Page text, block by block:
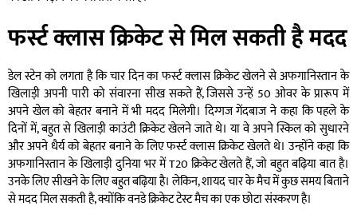
फर्स्ट क्लास क्रिकेट से मिल सकती है मदद
डेल स्टेन को लगता है कि चार दिन का फर्स्ट क्लास क्रिकेट खेलने से अफगानिस्तान के
खिलाड़ी अपनी पारी को संवारना सीख सकते हैं, जिससे उन्हें 50 ओवर के प्रारूप में
अपने खेल को बेहतर बनाने में भी मदद मिलेगी। दिग्गज गेंदबाज ने कहा कि पहले के
दिनों में, बहुत से खिलाड़ी काउंटी क्रिकेट खेलने जाते थे। या वे अपने स्किल को सुधारने
और अपने धैर्य को बेहतर बनाने के लिए फर्स्ट क्लास क्रिकेट खेलते थे। उन्होंने कहा कि
अफगानिस्तान के खिलाड़ी दुनिया भर में T20 क्रिकेट खेलते हैं, जो बहुत बढ़िया बात है।
उनके लिए सीखने के लिए बहुत बढ़िया है। लेकिन, शायद चार के मैच में कुछ समय बिताने
से मदद मिल सकती है, क्योंकि वनडे क्रिकेट टेस्ट मैच का एक छोटा संस्करण है।